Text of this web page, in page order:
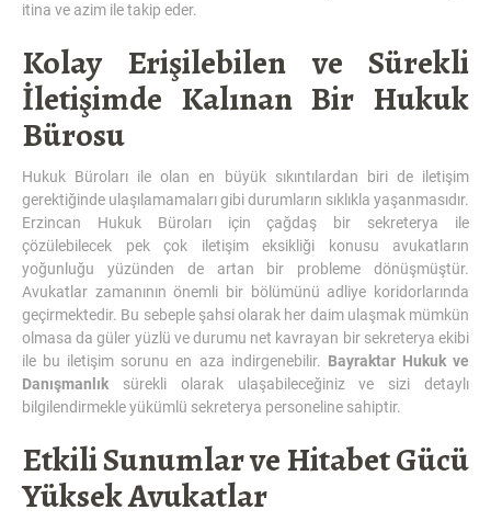
itina ve azim ile takip eder.
Kolay Erişilebilen ve Sürekli
İletişimde Kalınan Bir Hukuk
Bürosu
Hukuk Büroları ile olan en büyük sıkıntılardan biri de iletişim
gerektiğinde ulaşılamamaları gibi durumların sıklıkla yaşanmasıdır.
Erzincan Hukuk Büroları için çağdaş bir sekreterya ile
çözülebilecek pek çok iletişim eksikliği konusu avukatların
yoğunluğu yüzünden de artan bir probleme dönüşmüştür.
Avukatlar zamanının önemli bir bölümünü adliye koridorlarında
geçirmektedir. Bu sebeple şahsi olarak her daim ulaşmak mümkün
olmasa da güler yüzlü ve durumu net kavrayan bir sekreterya ekibi
ile bu iletişim sorunu en aza indirgenebilir. Bayraktar Hukuk ve
Danışmanlık sürekli olarak ulaşabileceğiniz ve sizi detaylı
bilgilendirmekle yükümlü sekreterya personeline sahiptir.
Etkili Sunumlar ve Hitabet Gücü
Yüksek Avukatlar